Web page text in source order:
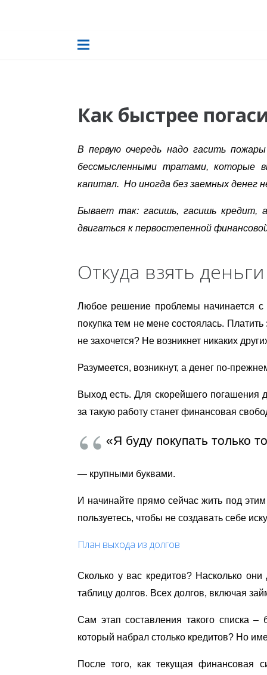
Как быстрее
В первую очередь надо гасить
бессмысленными тратами, которые
капитал. Но иногда без заемных денег
Бывает так: гасишь, гасишь кредит,
двигаться к первостепенной
Откуда взять деньги
Любое решение проблемы начинается с
покупка тем не мене состоялась.
не захочется? Не возникнет никаких
Разумеется, возникнут, а денег по-
Выход есть. Для скорейшего погашения
за такую работу станет финансовая
«Я буду покупать только
— крупными буквами.
И начинайте прямо сейчас жить под
пользуетесь, чтобы не создавать себе
План выхода из долгов
Сколько у вас кредитов? Насколько
таблицу долгов. Всех долгов, включая
Сам этап составления такого списка –
который набрал столько кредитов? Но
После того, как текущая финансовая